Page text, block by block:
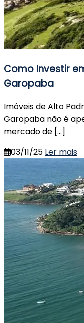
Como Investir
Garopaba
Imóveis de Alto
Garopaba não é
mercado de […]
03/11/25 Ler mais